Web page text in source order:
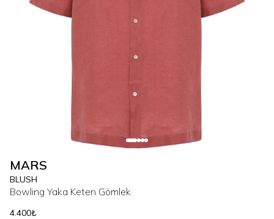
MARS
BLUSH
Bowling Yaka Keten Gömlek
4.400₺